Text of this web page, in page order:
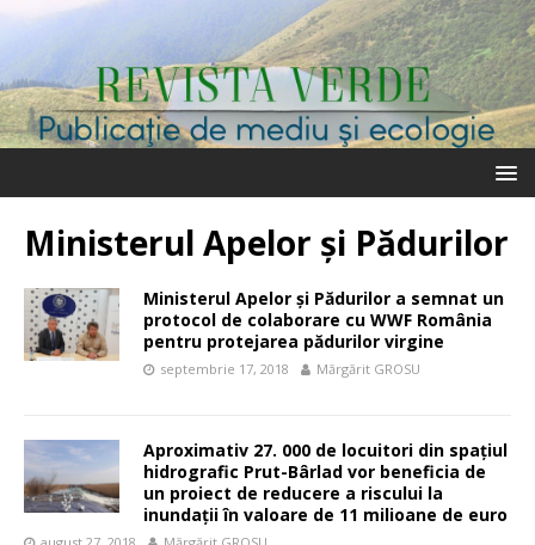
Ministerul Apelor și Pădurilor
Ministerul Apelor și Pădurilor a semnat un
protocol de colaborare cu WWF România
pentru protejarea pădurilor virgine
septembrie 17, 2018 Mărgărit GROSU
Aproximativ 27. 000 de locuitori din spațiul
hidrografic Prut-Bârlad vor beneficia de
un proiect de reducere a riscului la
inundații în valoare de 11 milioane de euro